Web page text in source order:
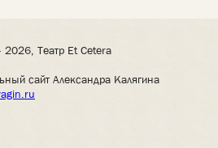
Театр Et Cetera
сайт Александра Калягина